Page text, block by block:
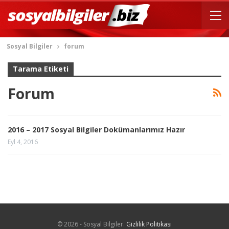
Sosyal Bilgiler forum
Tarama Etiketi
Forum
2016 – 2017 Sosyal Bilgiler Dokümanlarımız Hazır
Eyl 4, 2016
© 2026 - Sosyal Bilgiler. Gizlilik Politikası